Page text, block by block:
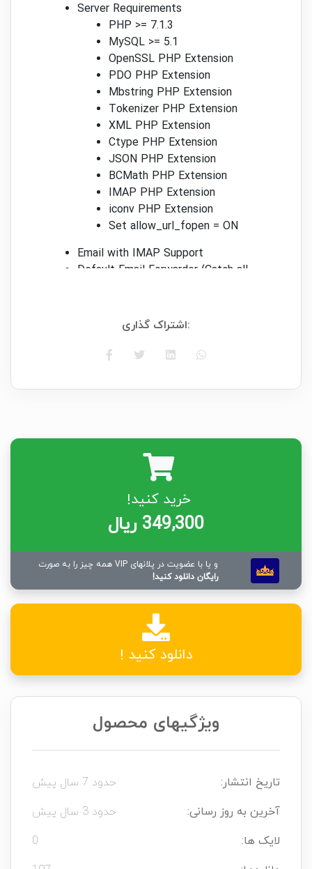
Server Requirements
PHP >= 7.1.3
MySQL >= 5.1
OpenSSL PHP Extension
PDO PHP Extension
Mbstring PHP Extension
Tokenizer PHP Extension
XML PHP Extension
Ctype PHP Extension
JSON PHP Extension
BCMath PHP Extension
IMAP PHP Extension
iconv PHP Extension
Set allow_url_fopen = ON
Email with IMAP Support
Default Email Forwarder (Catch all
اشتراک گذاری:
خرید کنید!
349,300 ریال
و یا با عضویت در پلانهای VIP همه چیز را به صورت
رایگان دانلود کنید!
دانلود کنید !
ویژگیهای محصول
تاریخ انتشار:
حدود 7 سال پیش
آخرین به روز رسانی:
حدود 3 سال پیش
لایک ها:
0